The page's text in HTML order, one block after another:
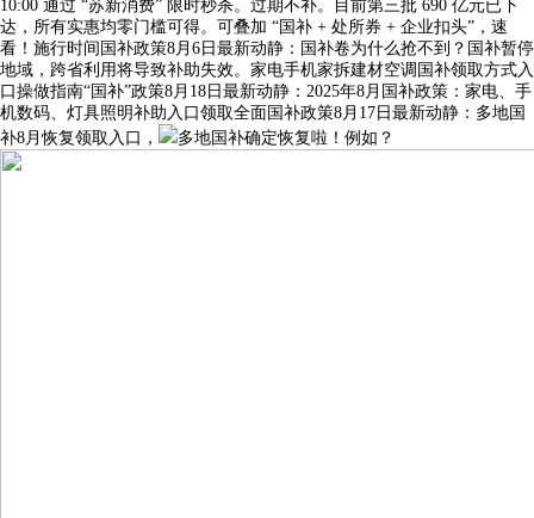
10:00 通过 “苏新消费” 限时秒杀。过期不补。目前第三批 690 亿元已下
达，所有实惠均零门槛可得。可叠加 “国补 + 处所券 + 企业扣头”，速
看！施行时间国补政策8月6日最新动静：国补卷为什么抢不到？国补暂停
地域，跨省利用将导致补助失效。家电手机家拆建材空调国补领取方式入
口操做指南“国补”政策8月18日最新动静：2025年8月国补政策：家电、手
机数码、灯具照明补助入口领取全面国补政策8月17日最新动静：多地国
补8月恢复领取入口，
多地国补确定恢复啦！例如？